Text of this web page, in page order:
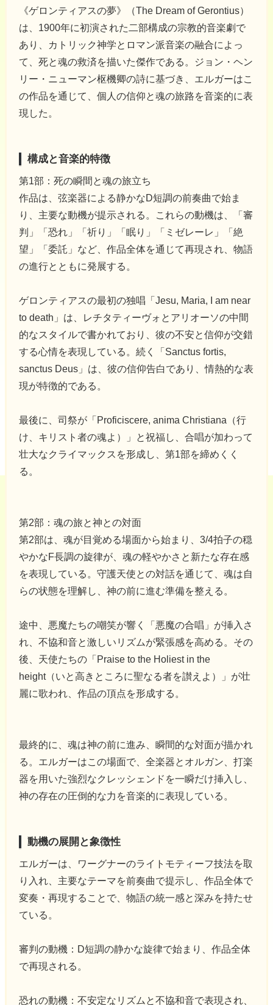
《ゲロンティアスの夢》（The Dream of Gerontius）
は、1900年に初演された二部構成の宗教的音楽劇で
あり、カトリック神学とロマン派音楽の融合によっ
て、死と魂の救済を描いた傑作である。ジョン・ヘン
リー・ニューマン枢機卿の詩に基づき、エルガーはこ
の作品を通じて、個人の信仰と魂の旅路を音楽的に表
現した。
構成と音楽的特徴
第1部：死の瞬間と魂の旅立ち
作品は、弦楽器による静かなD短調の前奏曲で始ま
り、主要な動機が提示される。これらの動機は、「審
判」「恐れ」「祈り」「眠り」「ミゼレーレ」「絶
望」「委託」など、作品全体を通じて再現され、物語
の進行とともに発展する。
ゲロンティアスの最初の独唱「Jesu, Maria, I am near
to death」は、レチタティーヴォとアリオーソの中間
的なスタイルで書かれており、彼の不安と信仰が交錯
する心情を表現している。続く「Sanctus fortis,
sanctus Deus」は、彼の信仰告白であり、情熱的な表
現が特徴的である。
最後に、司祭が「Proficiscere, anima Christiana（行
け、キリスト者の魂よ）」と祝福し、合唱が加わって
壮大なクライマックスを形成し、第1部を締めくく
る。
第2部：魂の旅と神との対面
第2部は、魂が目覚める場面から始まり、3/4拍子の穏
やかなF長調の旋律が、魂の軽やかさと新たな存在感
を表現している。守護天使との対話を通じて、魂は自
らの状態を理解し、神の前に進む準備を整える。
途中、悪魔たちの嘲笑が響く「悪魔の合唱」が挿入さ
れ、不協和音と激しいリズムが緊張感を高める。その
後、天使たちの「Praise to the Holiest in the
height（いと高きところに聖なる者を讃えよ）」が壮
麗に歌われ、作品の頂点を形成する。
最終的に、魂は神の前に進み、瞬間的な対面が描かれ
る。エルガーはこの場面で、全楽器とオルガン、打楽
器を用いた強烈なクレッシェンドを一瞬だけ挿入し、
神の存在の圧倒的な力を音楽的に表現している。
動機の展開と象徴性
エルガーは、ワーグナーのライトモティーフ技法を取
り入れ、主要なテーマを前奏曲で提示し、作品全体で
変奏・再現することで、物語の統一感と深みを持たせ
ている。
審判の動機：D短調の静かな旋律で始まり、作品全体
で再現される。
恐れの動機：不安定なリズムと不協和音で表現され、